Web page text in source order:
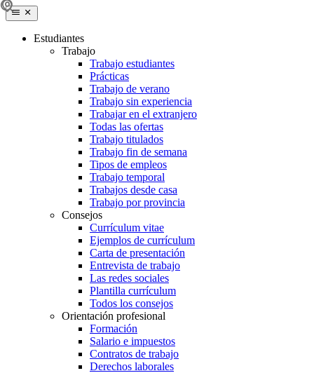
Estudiantes
Trabajo
Trabajo estudiantes
Prácticas
Trabajo de verano
Trabajo sin experiencia
Trabajar en el extranjero
Todas las ofertas
Trabajo titulados
Trabajo fin de semana
Tipos de empleos
Trabajo temporal
Trabajos desde casa
Trabajo por provincia
Consejos
Currículum vitae
Ejemplos de currículum
Carta de presentación
Entrevista de trabajo
Las redes sociales
Plantilla currículum
Todos los consejos
Orientación profesional
Formación
Salario e impuestos
Contratos de trabajo
Derechos laborales